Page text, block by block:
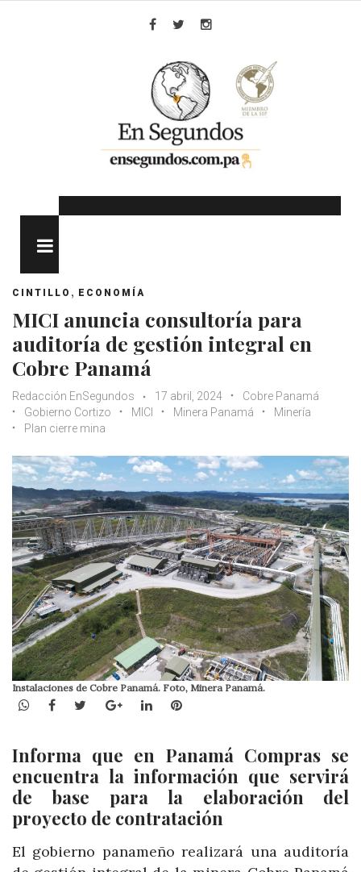
CINTILLO , ECONOMÍA
MICI anuncia consultoría para
auditoría de gestión integral en
Cobre Panamá
Redacción EnSegundos 17 abril, 2024
Cobre Panamá
Gobierno Cortizo
MICI Minera Panamá
Minería
Plan cierre mina
Instalaciones de Cobre Panamá. Foto, Minera Panamá.
WhatsApp
Facebook
TwitterGoogle+LinkedInPinterest
Informa que en Panamá Compras se
encuentra la información que servirá
de base para la elaboración del
proyecto de contratación
El gobierno panameño realizará una auditoría